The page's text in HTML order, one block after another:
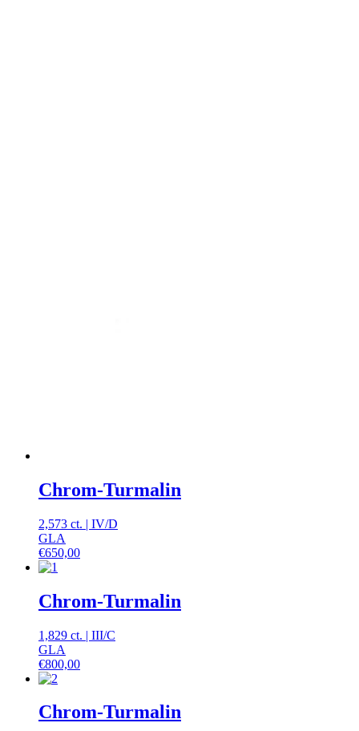
Chrom-Turmalin
2,573 ct. | IV/D
GLA
€650,00
Chrom-Turmalin
1,829 ct. | III/C
GLA
€800,00
Chrom-Turmalin